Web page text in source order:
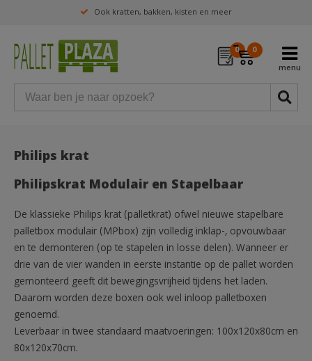
Ook kratten, bakken, kisten en meer
0 0
Philips krat
Philipskrat Modulair en Stapelbaar
De klassieke Philips krat (palletkrat) ofwel nieuwe stapelbare
palletbox modulair (MPbox) zijn volledig inklap-, opvouwbaar
en te demonteren (op te stapelen in losse delen). Wanneer er
drie van de vier wanden in eerste instantie op de pallet worden
gemonteerd geeft dit bewegingsvrijheid tijdens het laden.
Daarom worden deze boxen ook wel inloop palletboxen
genoemd.
Leverbaar in twee standaard maatvoeringen: 100x120x80cm en
80x120x70cm.